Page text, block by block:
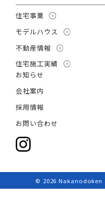
住宅事業
モデルハウス
不動産情報
住宅施工実績
お知らせ
会社案内
採用情報
お問い合わせ
© 2026 Nakanodoken